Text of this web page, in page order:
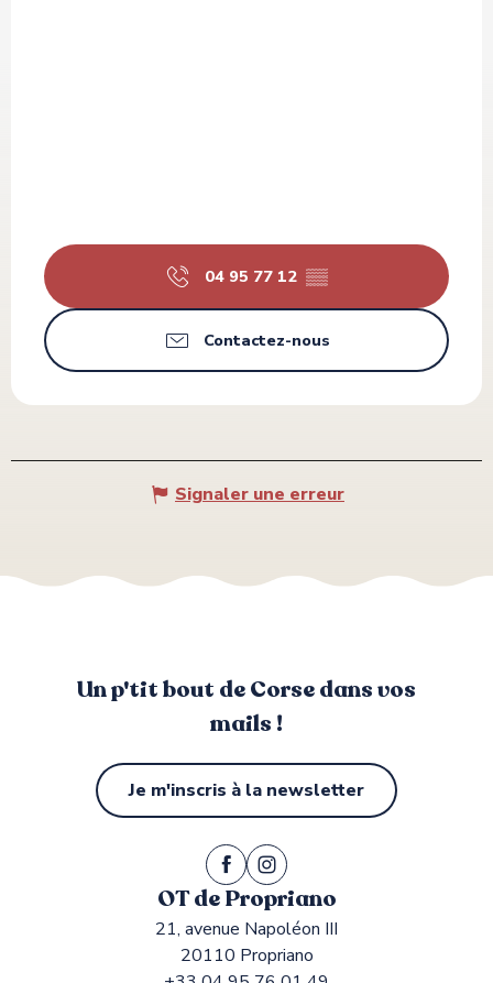
04 95 77 12 ▒▒
Contactez-nous
Signaler une erreur
Un p'tit bout de Corse dans vos
mails !
Je m'inscris à la newsletter
OT de Propriano
21, avenue Napoléon III
20110 Propriano